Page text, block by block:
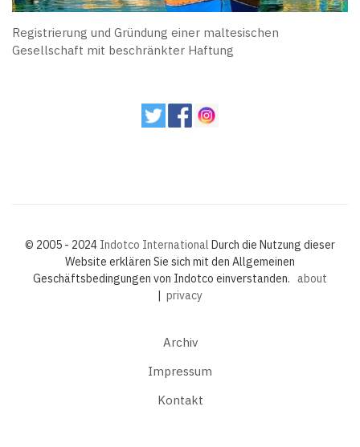
Registrierung und Gründung einer maltesischen
Gesellschaft mit beschränkter Haftung
© 2005 - 2024 Indotco International Durch die Nutzung dieser
Website erklären Sie sich mit den Allgemeinen
Geschäftsbedingungen von Indotco einverstanden. about
| privacy
Archiv
Impressum
Kontakt